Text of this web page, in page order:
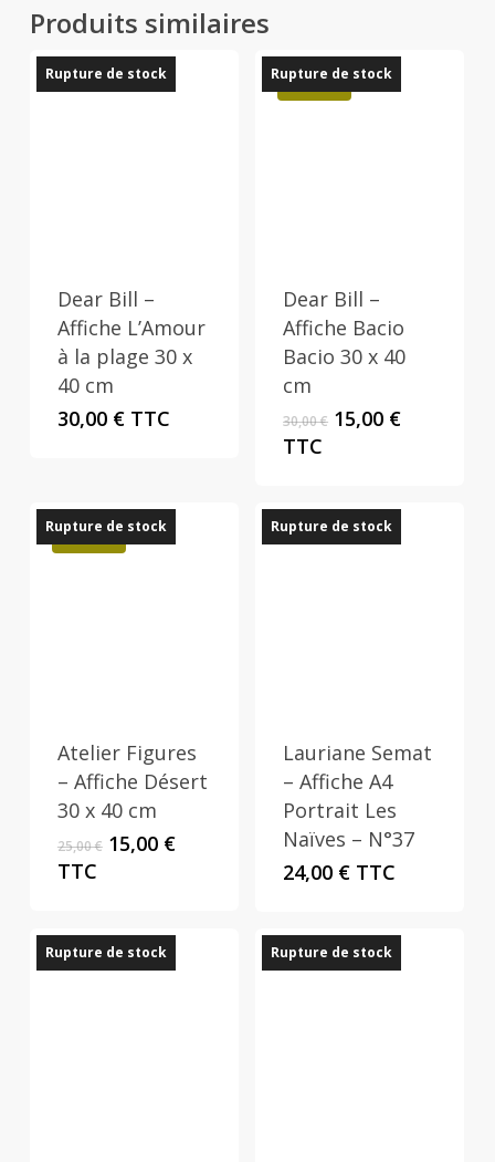
Produits similaires
Rupture de stock
Dear Bill –
Affiche L’Amour
à la plage 30 x
40 cm
30,00 € TTC
Rupture de stock
Promo !
Dear Bill –
Affiche Bacio
Bacio 30 x 40
cm
30,00€ Le
30,00 €.
15,00 €Le
15,00 €.
TTC
Rupture de stock
Promo !
Atelier Figures
– Affiche Désert
30 x 40 cm
25,00€ Le
25,00 €.
15,00 €Le
15,00 €.
TTC
Rupture de stock
Lauriane Semat
– Affiche A4
Portrait Les
Naïves – N°37
24,00 € TTC
Rupture de stock Rupture de stock